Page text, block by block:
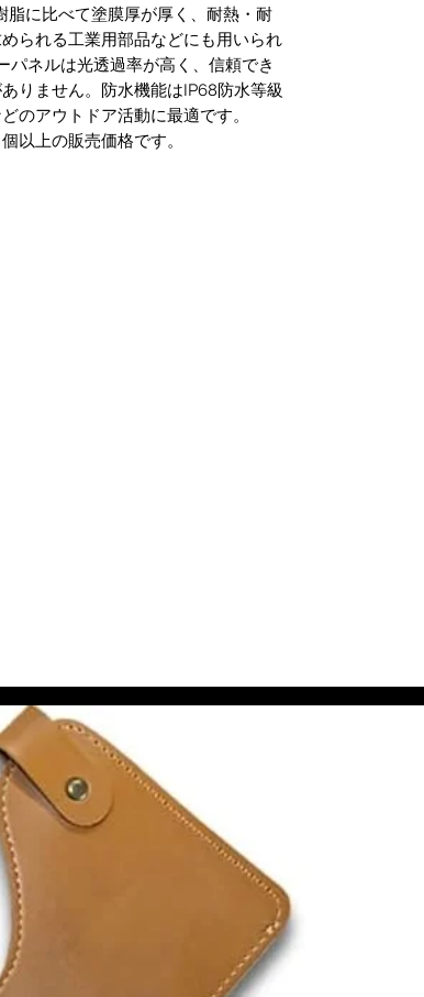
脂に比べて塗膜厚が厚く、耐熱・耐
られる工業用部品などにも用いられ
パネルは光透過率が高く、信頼でき
りません。防水機能はIP68防水等級
のアウトドア活動に最適です。
以上の販売価格です。